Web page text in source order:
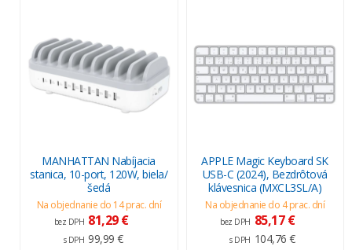
MANHATTAN Nabíjacia
stanica, 10-port, 120W, biela/
šedá
Na objednanie do 14 prac. dní
bez DPH 81,29 €
s DPH 99,99 €
APPLE Magic Keyboard SK
USB-C (2024), Bezdrôtová
klávesnica (MXCL3SL/A)
Na objednanie do 4 prac. dní
bez DPH 85,17 €
s DPH 104,76 €